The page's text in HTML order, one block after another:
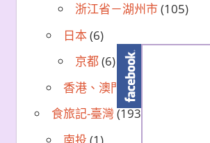
浙江省－湖州市(105)
日本(6)
京都(6)
香港、澳門
(11)
食旅記-臺灣 (193)